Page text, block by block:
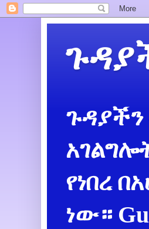
ጉዳያችን
የነበረ
ነው።